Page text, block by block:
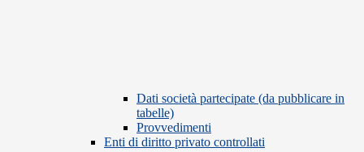
Dati società partecipate (da pubblicare in
tabelle)
Provvedimenti
Enti di diritto privato controllati